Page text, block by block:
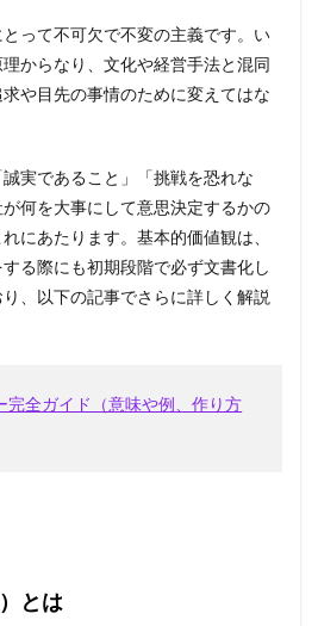
って不可欠で不変の主義です。い
からなり、文化や経営手法と混同
や目先の事情のために変えてはな
実であること」「挑戦を恐れな
何を大事にして意思決定するかの
にあたります。基本的価値観は、
る際にも初期段階で必ず文書化し
、以下の記事でさらに詳しく解説
完全ガイド（意味や例、作り方
とは